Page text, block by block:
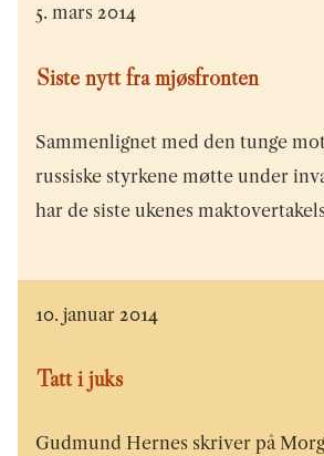
5. mars 2014
Siste nytt fra mjøsfronten
Sammenlignet med den tunge
russiske styrkene møtte under
har de siste ukenes
10. januar 2014
Tatt i juks
Gudmund Hernes skriver på